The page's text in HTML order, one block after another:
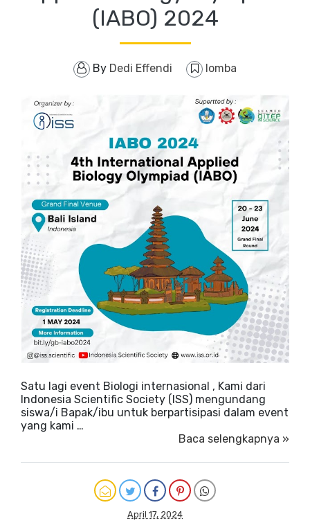
(IABO) 2024
By Dedi Effendi lomba
Satu lagi event Biologi internasional , Kami dari
Indonesia Scientific Society (ISS) mengundang
siswa/i Bapak/ibu untuk berpartisipasi dalam event
yang kami …
Baca selengkapnya »
April 17, 2024